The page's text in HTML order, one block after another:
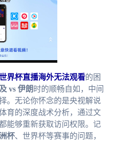
界杯直播海外无法观看的困
vs 伊朗 时的顺畅自如，中间
。无论你怀念的是央视解说
育的深度战术分析，通过文
能够重新获取访问权限。记
杯、世界杯等赛事的问题，